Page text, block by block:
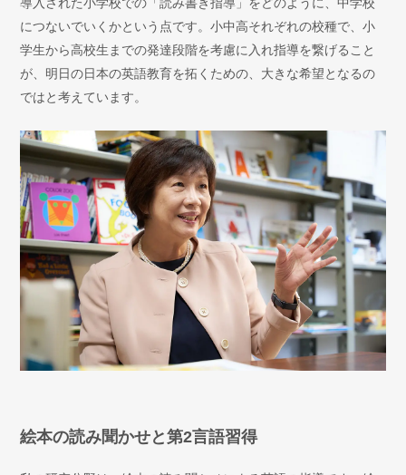
導入された小学校での「読み書き指導」をどのように、中学校
につないでいくかという点です。小中高それぞれの校種で、小
学生から高校生までの発達段階を考慮に入れ指導を繋げること
が、明日の日本の英語教育を拓くための、大きな希望となるの
ではと考えています。
絵本の読み聞かせと第2言語習得